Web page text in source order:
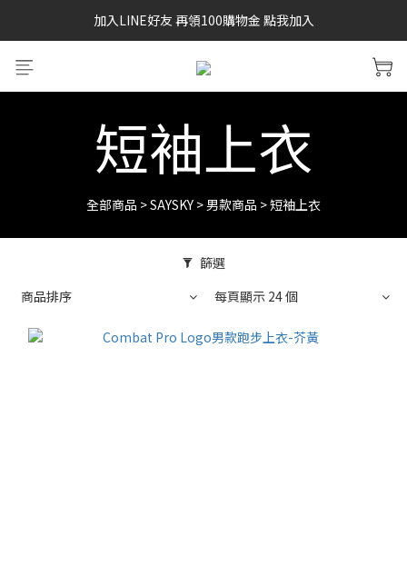
SAYSKY 26'春夏兩件85折
加入LINE好友 再領100購物金 點我加入
SAYSKY 26'春夏兩件85折
短袖上衣
全部商品 >SAYSKY >男款商品 >短袖上衣
篩選
商品排序
每頁顯示 24 個